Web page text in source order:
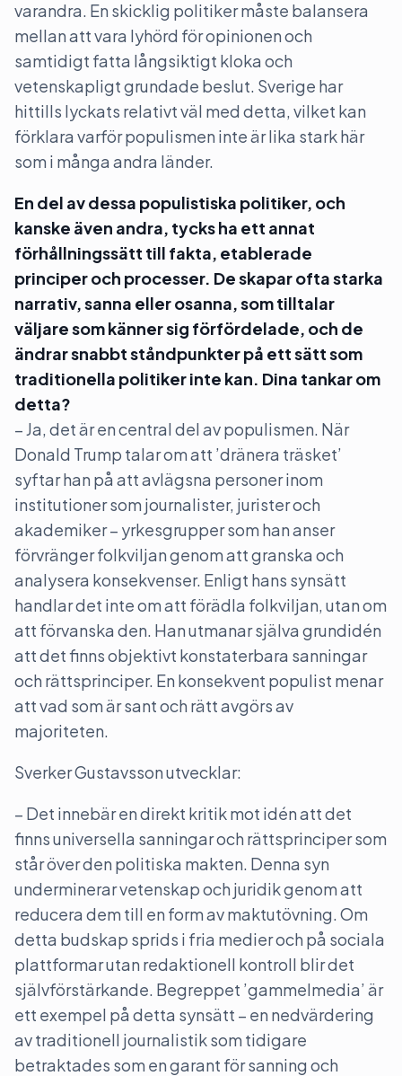
varandra. En skicklig politiker måste balansera
mellan att vara lyhörd för opinionen och
samtidigt fatta långsiktigt kloka och
vetenskapligt grundade beslut. Sverige har
hittills lyckats relativt väl med detta, vilket kan
förklara varför populismen inte är lika stark här
som i många andra länder.
En del av dessa populistiska politiker, och
kanske även andra, tycks ha ett annat
förhållningssätt till fakta, etablerade
principer och processer. De skapar ofta starka
narrativ, sanna eller osanna, som tilltalar
väljare som känner sig förfördelade, och de
ändrar snabbt ståndpunkter på ett sätt som
traditionella politiker inte kan. Dina tankar om
detta?
– Ja, det är en central del av populismen. När
Donald Trump talar om att ’dränera träsket’
syftar han på att avlägsna personer inom
institutioner som journalister, jurister och
akademiker – yrkesgrupper som han anser
förvränger folkviljan genom att granska och
analysera konsekvenser. Enligt hans synsätt
handlar det inte om att förädla folkviljan, utan om
att förvanska den. Han utmanar själva grundidén
att det finns objektivt konstaterbara sanningar
och rättsprinciper. En konsekvent populist menar
att vad som är sant och rätt avgörs av
majoriteten.
Sverker Gustavsson utvecklar:
– Det innebär en direkt kritik mot idén att det
finns universella sanningar och rättsprinciper som
står över den politiska makten. Denna syn
underminerar vetenskap och juridik genom att
reducera dem till en form av maktutövning. Om
detta budskap sprids i fria medier och på sociala
plattformar utan redaktionell kontroll blir det
självförstärkande. Begreppet ’gammelmedia’ är
ett exempel på detta synsätt – en nedvärdering
av traditionell journalistik som tidigare
betraktades som en garant för sanning och